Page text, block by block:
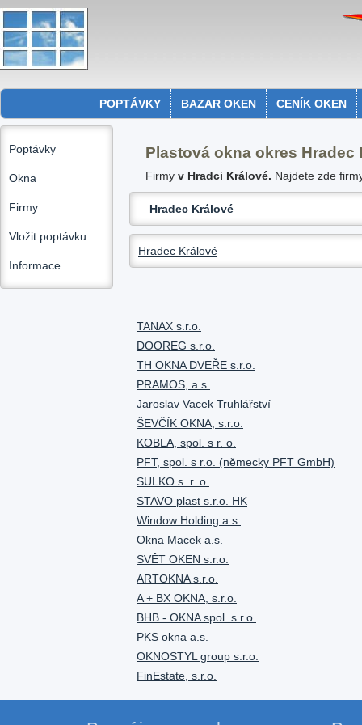
POPTÁVKY BAZAR OKEN CENÍK OKEN
Poptávky
Okna
Firmy
Vložit poptávku
Informace
Plastová okna okres Hradec
Firmy v Hradci Králové. Najdete zde
Hradec Králové
Hradec Králové
TANAX s.r.o.
DOOREG s.r.o.
TH OKNA DVEŘE s.r.o.
PRAMOS, a.s.
Jaroslav Vacek Truhlářství
ŠEVČÍK OKNA, s.r.o.
KOBLA, spol. s r. o.
PFT, spol. s r.o. (německy PFT GmbH)
SULKO s. r. o.
STAVO plast s.r.o. HK
Window Holding a.s.
Okna Macek a.s.
SVĚT OKEN s.r.o.
ARTOKNA s.r.o.
A + BX OKNA, s.r.o.
BHB - OKNA spol. s r.o.
PKS okna a.s.
OKNOSTYL group s.r.o.
FinEstate, s.r.o.